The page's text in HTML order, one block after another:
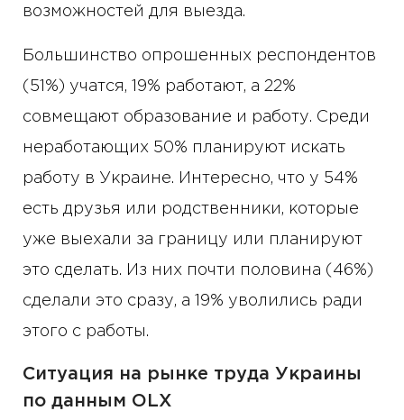
возможностей для выезда.
Большинство опрошенных респондентов
(51%) учатся, 19% работают, а 22%
совмещают образование и работу. Среди
неработающих 50% планируют искать
работу в Украине. Интересно, что у 54%
есть друзья или родственники, которые
уже выехали за границу или планируют
это сделать. Из них почти половина (46%)
сделали это сразу, а 19% уволились ради
этого с работы.
Ситуация на рынке труда Украины
по данным OLX